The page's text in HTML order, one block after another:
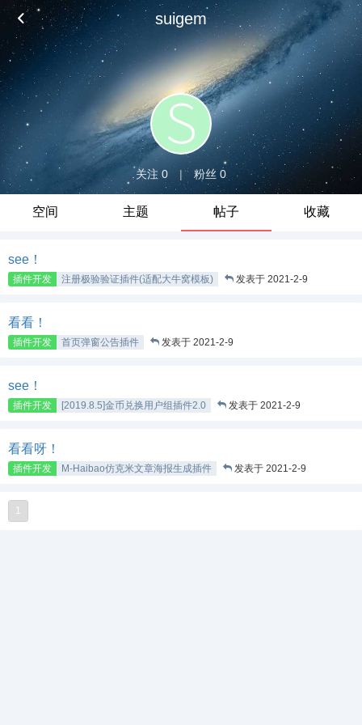
suigem
关注 0 | 粉丝 0
空间 主题 帖子 收藏
see！
插件开发 注册极验验证插件(适配大牛窝模板) 发表于 2021-2-9
看看！
插件开发 首页弹窗公告插件 发表于 2021-2-9
see！
插件开发 [2019.8.5]金币兑换用户组插件2.0 发表于 2021-2-9
看看呀！
插件开发 M-Haibao仿克米文章海报生成插件 发表于 2021-2-9
1